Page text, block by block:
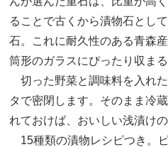
ることで古くから漬物石とし
石。これに耐久性のある青森
筒形のガラスにぴったり収ま
切った野菜と調味料を入れ
タで密閉します。そのまま冷
れておけば、おいしい浅漬けの
15種類の漬物レシピつき。